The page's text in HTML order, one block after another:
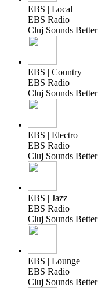
EBS | Local
EBS Radio
Cluj Sounds Better
EBS | Country
EBS Radio
Cluj Sounds Better
EBS | Electro
EBS Radio
Cluj Sounds Better
EBS | Jazz
EBS Radio
Cluj Sounds Better
EBS | Lounge
EBS Radio
Cluj Sounds Better